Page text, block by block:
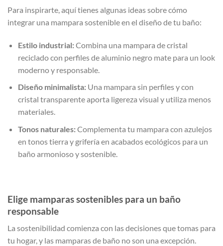
Para inspirarte, aquí tienes algunas ideas sobre cómo
integrar una mampara sostenible en el diseño de tu baño:
Estilo industrial:Combina una mampara de cristal
reciclado con perfiles de aluminio negro mate para un look
moderno y responsable.
Diseño minimalista:Una mampara sin perfiles y con
cristal transparente aporta ligereza visual y utiliza menos
materiales.
Tonos naturales:Complementa tu mampara con azulejos
en tonos tierra y grifería en acabados ecológicos para un
baño armonioso y sostenible.
Elige mamparas sostenibles para un baño
responsable
La sostenibilidad comienza con las decisiones que tomas para
tu hogar, y las mamparas de baño no son una excepción.